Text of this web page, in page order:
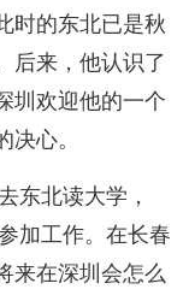
时的东北已是秋
后来，他认识了
圳欢迎他的一个
心。
东北读大学，
加工作。在长春
来在深圳会怎么